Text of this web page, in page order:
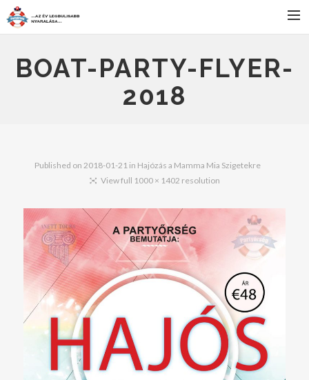
FŐOLDAL
SEARCH
BOAT-PARTY-FLYER-
2018
Published on 2018-01-21in Hajózás a Mamma Mia Szigetekre
View full 1000 × 1402 resolution